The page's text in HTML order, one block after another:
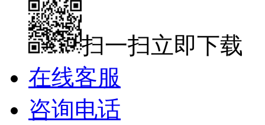
扫一扫立即下载
在线客服
咨询电话